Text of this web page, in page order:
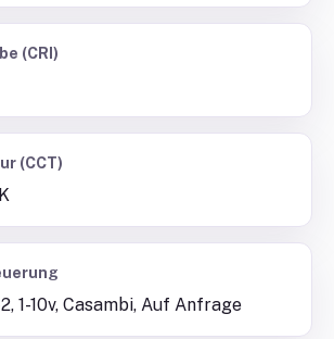
(CRI)
(CCT)
1-10v, Casambi, Auf Anfrage